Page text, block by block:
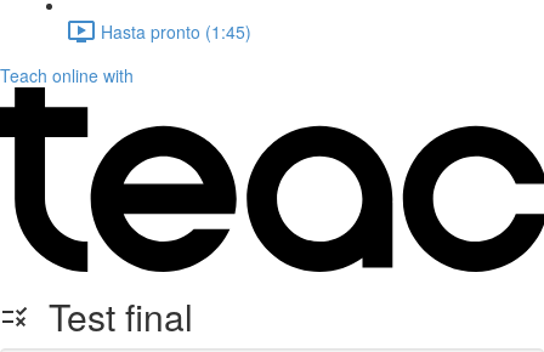
Hasta pronto (1:45)
Teach online with
Test final